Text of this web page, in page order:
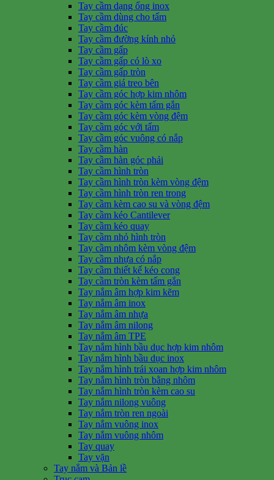
Tay cầm dạng ống inox
Tay cầm dùng cho tấm
Tay cầm đúc
Tay cầm đường kính nhỏ
Tay cầm gấp
Tay cầm gấp có lò xo
Tay cầm gấp tròn
Tay cầm giá treo bên
Tay cầm góc hợp kim nhôm
Tay cầm góc kèm tấm gắn
Tay cầm góc kèm vòng đệm
Tay cầm góc với tấm
Tay cầm góc vuông có nắp
Tay cầm hàn
Tay cầm hàn góc phải
Tay cầm hình tròn
Tay cầm hình tròn kèm vòng đệm
Tay cầm hình tròn ren trong
Tay cầm kèm cao su và vòng đệm
Tay cầm kéo Cantilever
Tay cầm kéo quay
Tay cầm nhỏ hình tròn
Tay cầm nhôm kèm vòng đệm
Tay cầm nhựa có nắp
Tay cầm thiết kế kéo cong
Tay cầm tròn kèm tấm gắn
Tay nắm âm hợp kim kẽm
Tay nắm âm inox
Tay nắm âm nhựa
Tay nắm âm nilong
Tay nắm âm TPE
Tay nắm hình bầu dục hợp kim nhôm
Tay nắm hình bầu dục inox
Tay nắm hình trái xoan hợp kim nhôm
Tay nắm hình tròn bằng nhôm
Tay nắm hình tròn kèm cao su
Tay nắm nilong vuông
Tay nắm tròn ren ngoài
Tay nắm vuông inox
Tay nắm vuông nhôm
Tay quay
Tay vặn
Tay nắm và Bản lề